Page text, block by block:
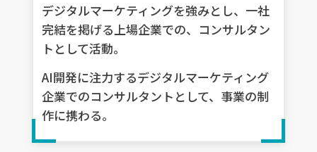
デジタルマーケティングを強みとし、一社
完結を掲げる上場企業での、コンサルタン
トとして活動。
AI開発に注力するデジタルマーケティング
企業でのコンサルタントとして、事業の制
作に携わる。